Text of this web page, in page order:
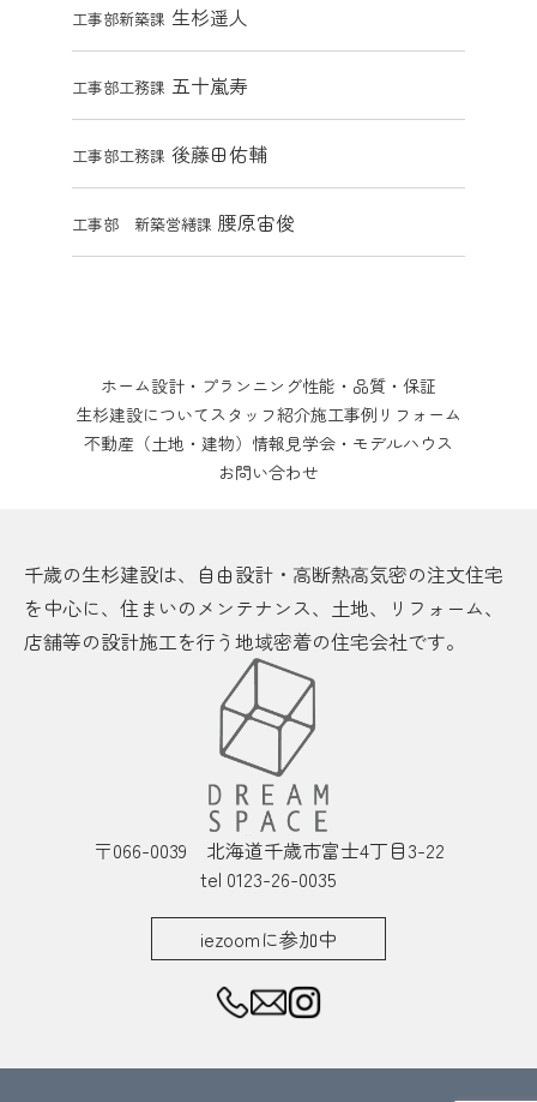
工事部新築課 生杉遥人
工事部工務課 五十嵐寿
工事部工務課 後藤田佑輔
工事部 新築営繕課 腰原宙俊
ホーム設計・プランニング性能・品質・保証
生杉建設についてスタッフ紹介施工事例 リフォーム
不動産（土地・建物）情報 見学会・モデルハウス
お問い合わせ
千歳の生杉建設は、自由設計・高断熱高気密の注文住宅
を中心に、住まいのメンテナンス、土地、リフォーム、
店舗等の設計施工を行う地域密着の住宅会社です。
〒066-0039 北海道千歳市富士4丁目3-22
tel 0123-26-0035
iezoomに参加中